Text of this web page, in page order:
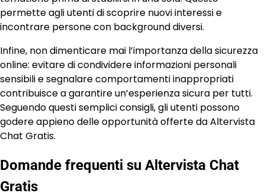
permette agli utenti di scoprire nuovi interessi e
incontrare persone con background diversi.
Infine, non dimenticare mai l’importanza della sicurezza
online: evitare di condividere informazioni personali
sensibili e segnalare comportamenti inappropriati
contribuisce a garantire un’esperienza sicura per tutti.
Seguendo questi semplici consigli, gli utenti possono
godere appieno delle opportunità offerte da Altervista
Chat Gratis.
Domande frequenti su Altervista Chat
Gratis